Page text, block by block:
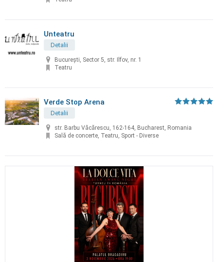
Unteatru
Detalii
Bucureşti, Sector 5, str. Ilfov, nr. 1
Teatru
Verde Stop Arena
Detalii
str. Barbu Văcărescu, 162-164, Bucharest, Romania
Sală de concerte, Teatru, Sport - Diverse